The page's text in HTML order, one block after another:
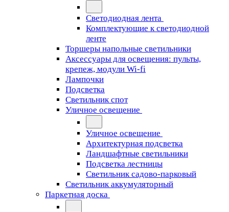
Светодиодная лента
Комплектующие к светодиодной
ленте
Торшеры напольные светильники
Аксессуары для освещения: пульты,
крепеж, модули Wi-fi
Лампочки
Подсветка
Светильник спот
Уличное освещение
Уличное освещение
Архитектурная подсветка
Ландшафтные светильники
Подсветка лестницы
Светильник садово-парковый
Светильник аккумуляторный
Паркетная доска